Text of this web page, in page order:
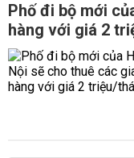
Phố đi bộ mới
hàng với giá 2